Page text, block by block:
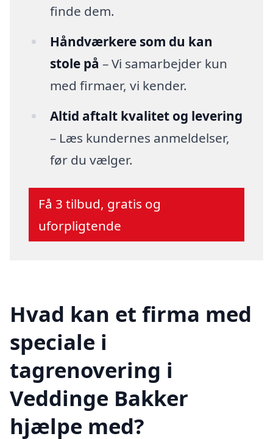
finde dem.
Håndværkere som du kan
stole på – Vi samarbejder kun
med firmaer, vi kender.
Altid aftalt kvalitet og levering
– Læs kundernes anmeldelser,
før du vælger.
Få 3 tilbud, gratis og
uforpligtende
Hvad kan et firma med
speciale i
tagrenovering i
Veddinge Bakker
hjælpe med?